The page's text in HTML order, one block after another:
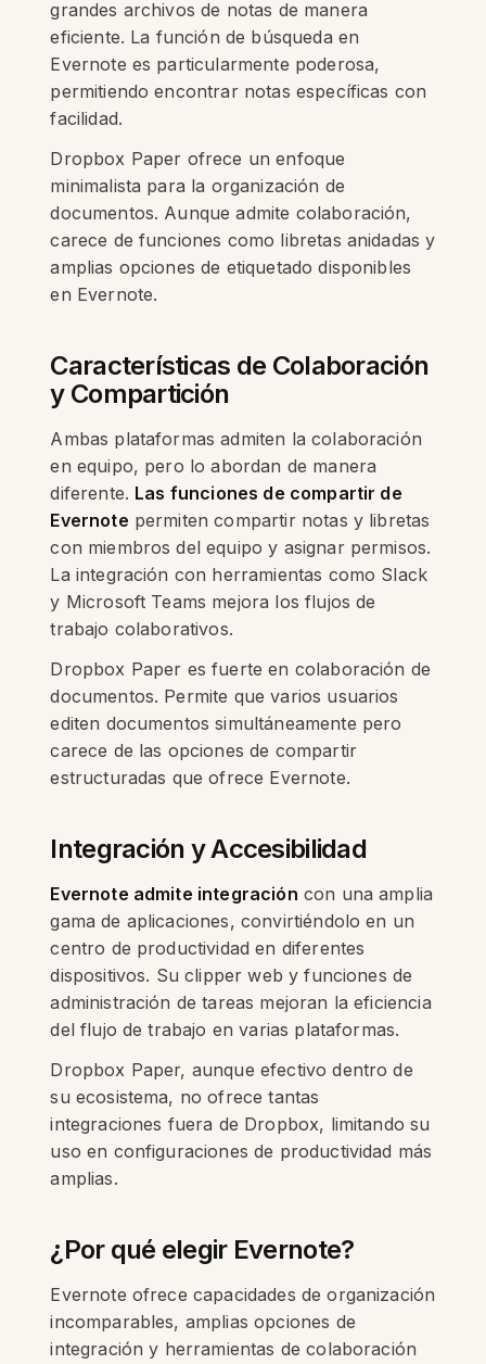
grandes archivos de notas de manera
eficiente. La función de búsqueda en
Evernote es particularmente poderosa,
permitiendo encontrar notas específicas con
facilidad.
Dropbox Paper ofrece un enfoque
minimalista para la organización de
documentos. Aunque admite colaboración,
carece de funciones como libretas anidadas y
amplias opciones de etiquetado disponibles
en Evernote.
Características de Colaboración
y Compartición
Ambas plataformas admiten la colaboración
en equipo, pero lo abordan de manera
diferente. Las funciones de compartir de
Evernote permiten compartir notas y libretas
con miembros del equipo y asignar permisos.
La integración con herramientas como Slack
y Microsoft Teams mejora los flujos de
trabajo colaborativos.
Dropbox Paper es fuerte en colaboración de
documentos. Permite que varios usuarios
editen documentos simultáneamente pero
carece de las opciones de compartir
estructuradas que ofrece Evernote.
Integración y Accesibilidad
Evernote admite integración con una amplia
gama de aplicaciones, convirtiéndolo en un
centro de productividad en diferentes
dispositivos. Su clipper web y funciones de
administración de tareas mejoran la eficiencia
del flujo de trabajo en varias plataformas.
Dropbox Paper, aunque efectivo dentro de
su ecosistema, no ofrece tantas
integraciones fuera de Dropbox, limitando su
uso en configuraciones de productividad más
amplias.
¿Por qué elegir Evernote?
Evernote ofrece capacidades de organización
incomparables, amplias opciones de
integración y herramientas de colaboración